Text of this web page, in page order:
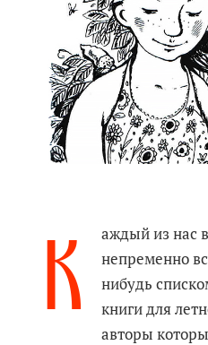
К
аждый из нас
непременно
нибудь
книги для
авторы